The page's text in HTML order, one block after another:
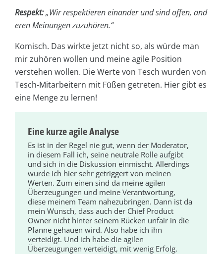
Respekt:„Wir respektieren einander und sind offen, and
eren Meinungen zuzuhören.“
Komisch. Das wirkte jetzt nicht so, als würde man
mir zuhören wollen und meine agile Position
verstehen wollen. Die Werte von Tesch wurden von
Tesch-Mitarbeitern mit Füßen getreten. Hier gibt es
eine Menge zu lernen!
Eine kurze agile Analyse
Es ist in der Regel nie gut, wenn der Moderator,
in diesem Fall ich, seine neutrale Rolle aufgibt
und sich in die Diskussion einmischt. Allerdings
wurde ich hier sehr getriggert von meinen
Werten. Zum einen sind da meine agilen
Überzeugungen und meine Verantwortung,
diese meinem Team nahezubringen. Dann ist da
mein Wunsch, dass auch der Chief Product
Owner nicht hinter seinem Rücken unfair in die
Pfanne gehauen wird. Also habe ich ihn
verteidigt. Und ich habe die agilen
Überzeugungen verteidigt, mit wenig Erfolg.